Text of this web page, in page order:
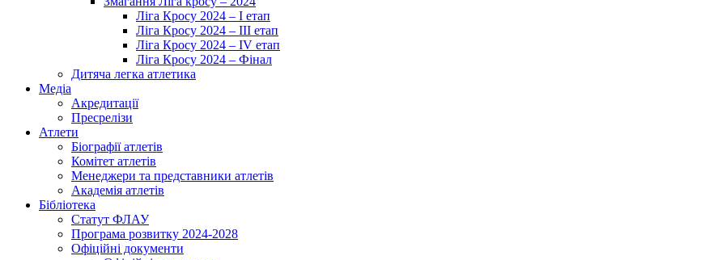
Ліга Кросу 2024 – I етап
Ліга Кросу 2024 – III етап
Ліга Кросу 2024 – IV етап
Ліга Кросу 2024 – Фінал
Дитяча легка атлетика
Медіа
Акредитації
Пресрелізи
Атлети
Біографії атлетів
Комітет атлетів
Менеджери та представники атлетів
Академія атлетів
Бібліотека
Статут ФЛАУ
Програма розвитку 2024-2028
Офіційні документи